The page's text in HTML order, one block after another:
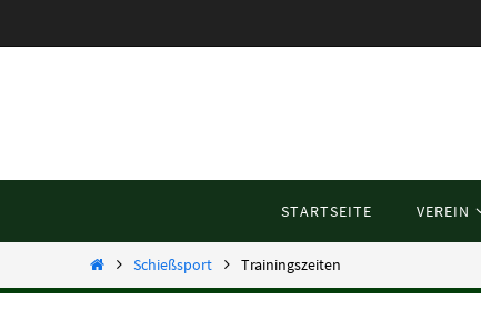
Inhalt
springen
STARTSEITE VEREIN
Startseite
Schießsport Trainingszeiten